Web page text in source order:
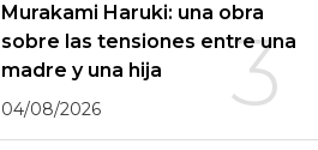
3
Murakami Haruki: una obra
sobre las tensiones entre una
madre y una hija
04/08/2026